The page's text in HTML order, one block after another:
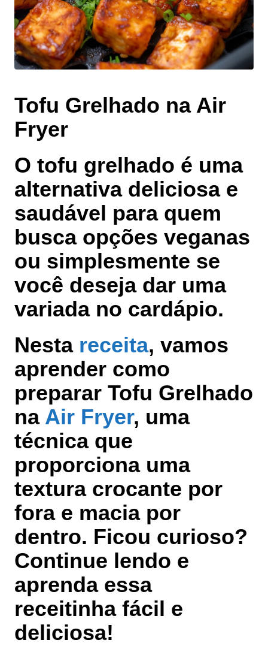
Tofu Grelhado na Air
Fryer
O tofu grelhado é uma
alternativa deliciosa e
saudável para quem
busca opções veganas
ou simplesmente se
você deseja dar uma
variada no cardápio.
Nesta receita, vamos
aprender como
preparar Tofu Grelhado
na Air Fryer, uma
técnica que
proporciona uma
textura crocante por
fora e macia por
dentro. Ficou curioso?
Continue lendo e
aprenda essa
receitinha fácil e
deliciosa!